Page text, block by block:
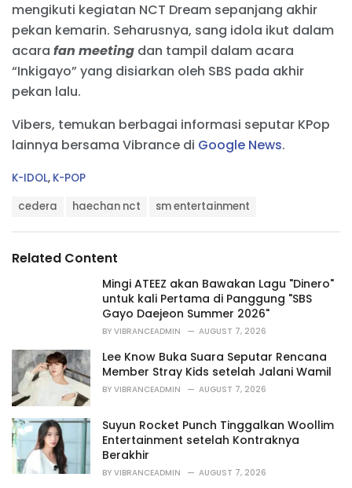
mengikuti kegiatan NCT Dream sepanjang akhir
pekan kemarin. Seharusnya, sang idola ikut dalam
acara fan meeting dan tampil dalam acara
“Inkigayo” yang disiarkan oleh SBS pada akhir
pekan lalu.
Vibers, temukan berbagai informasi seputar KPop
lainnya bersama Vibrance di Google News.
C
r
K-IDOL, K-POP
:
cedera haechan nct sm entertainment
Related Content
Mingi ATEEZ akan Bawakan Lagu "Dinero"
untuk kali Pertama di Panggung "SBS
Gayo Daejeon Summer 2026"
BY VIBRANCEADMIN AUGUST 7, 2026
Lee Know Buka Suara Seputar Rencana
Member Stray Kids setelah Jalani Wamil
BY VIBRANCEADMIN AUGUST 7, 2026
Suyun Rocket Punch Tinggalkan Woollim
Entertainment setelah Kontraknya
Berakhir
BY VIBRANCEADMIN AUGUST 7, 2026